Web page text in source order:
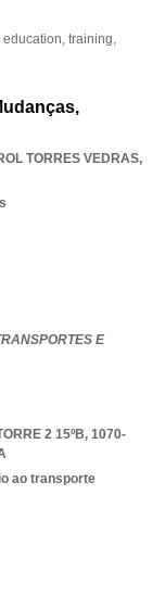
education, training,
TORRES VEDRAS,
E
2 15ºB, 1070-
ao transporte